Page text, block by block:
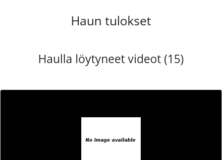
Haun tulokset
Haulla löytyneet videot (15)